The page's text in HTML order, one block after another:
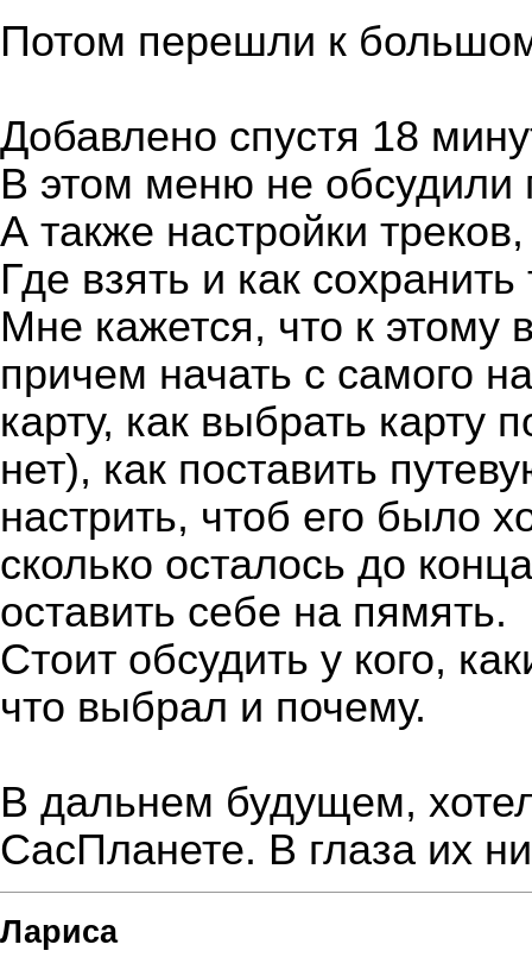
Потом перешли к
Добавлено спустя 18
В этом меню не обсудили
А также настройки
Где взять и как
Мне кажется, что к этому
причем начать с самого
карту, как выбрать карту
нет), как поставить
настрить, чтоб его было
сколько осталось до
оставить себе на пямять.
Стоит обсудить у кого,
что выбрал и почему.
В дальнем будущем,
СасПланете. В глаза их
Лариса